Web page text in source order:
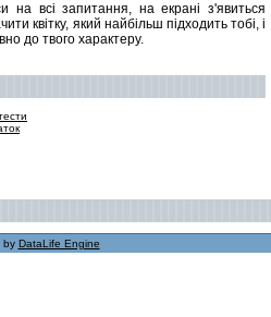
на всі запитання, на екрані з'явиться
квітку, який найбільш підходить тобі, і
до твого характеру.
by DataLife Engine